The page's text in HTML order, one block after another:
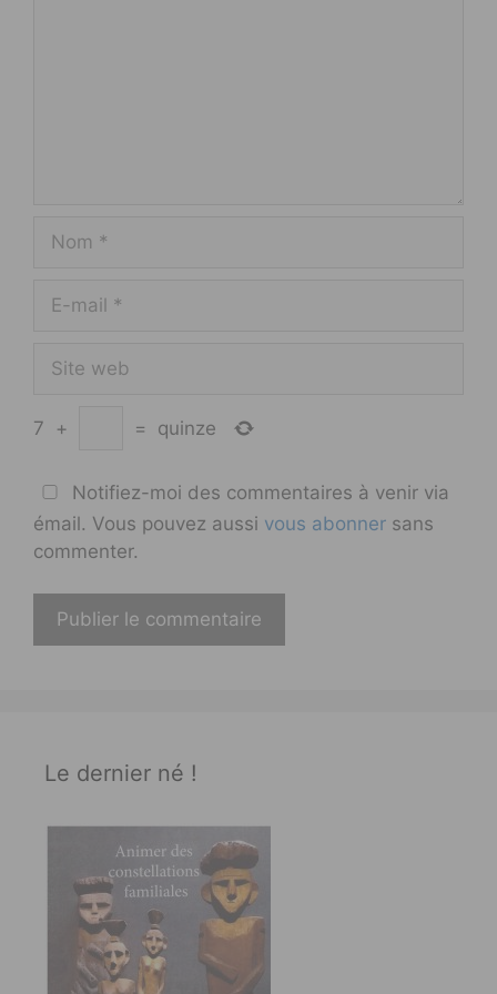
7 + = quinze
Notifiez-moi des commentaires à venir via
émail. Vous pouvez aussi vous abonner sans
commenter.
Le dernier né !